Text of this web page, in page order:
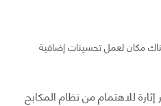
مكان لعمل تحسينات إضافية
للاهتمام من نظام المكابح